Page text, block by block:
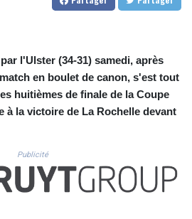
CUC 1.156136
DJF 205.267449
DKK 7.477932
DOP 67.289164
DZD 152.967099
ETB 186.049588
FJD 2.553384
FKP 0.857252
l'Ulster (34-31) samedi, après
en boulet de canon, s'est tout
huitièmes de finale de la Coupe
à la victoire de La Rochelle devant
Publicité